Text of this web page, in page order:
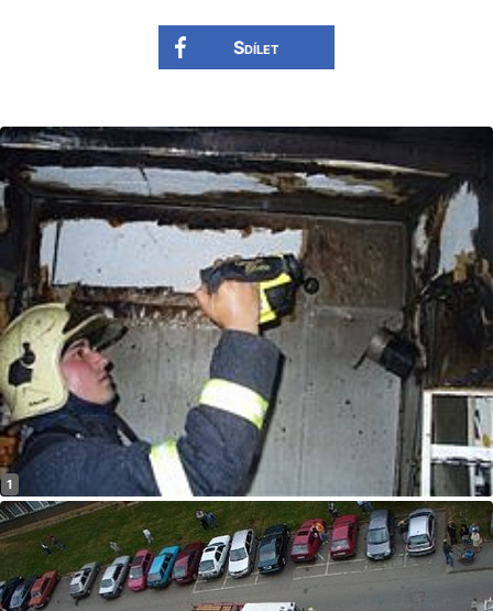
Sdílet